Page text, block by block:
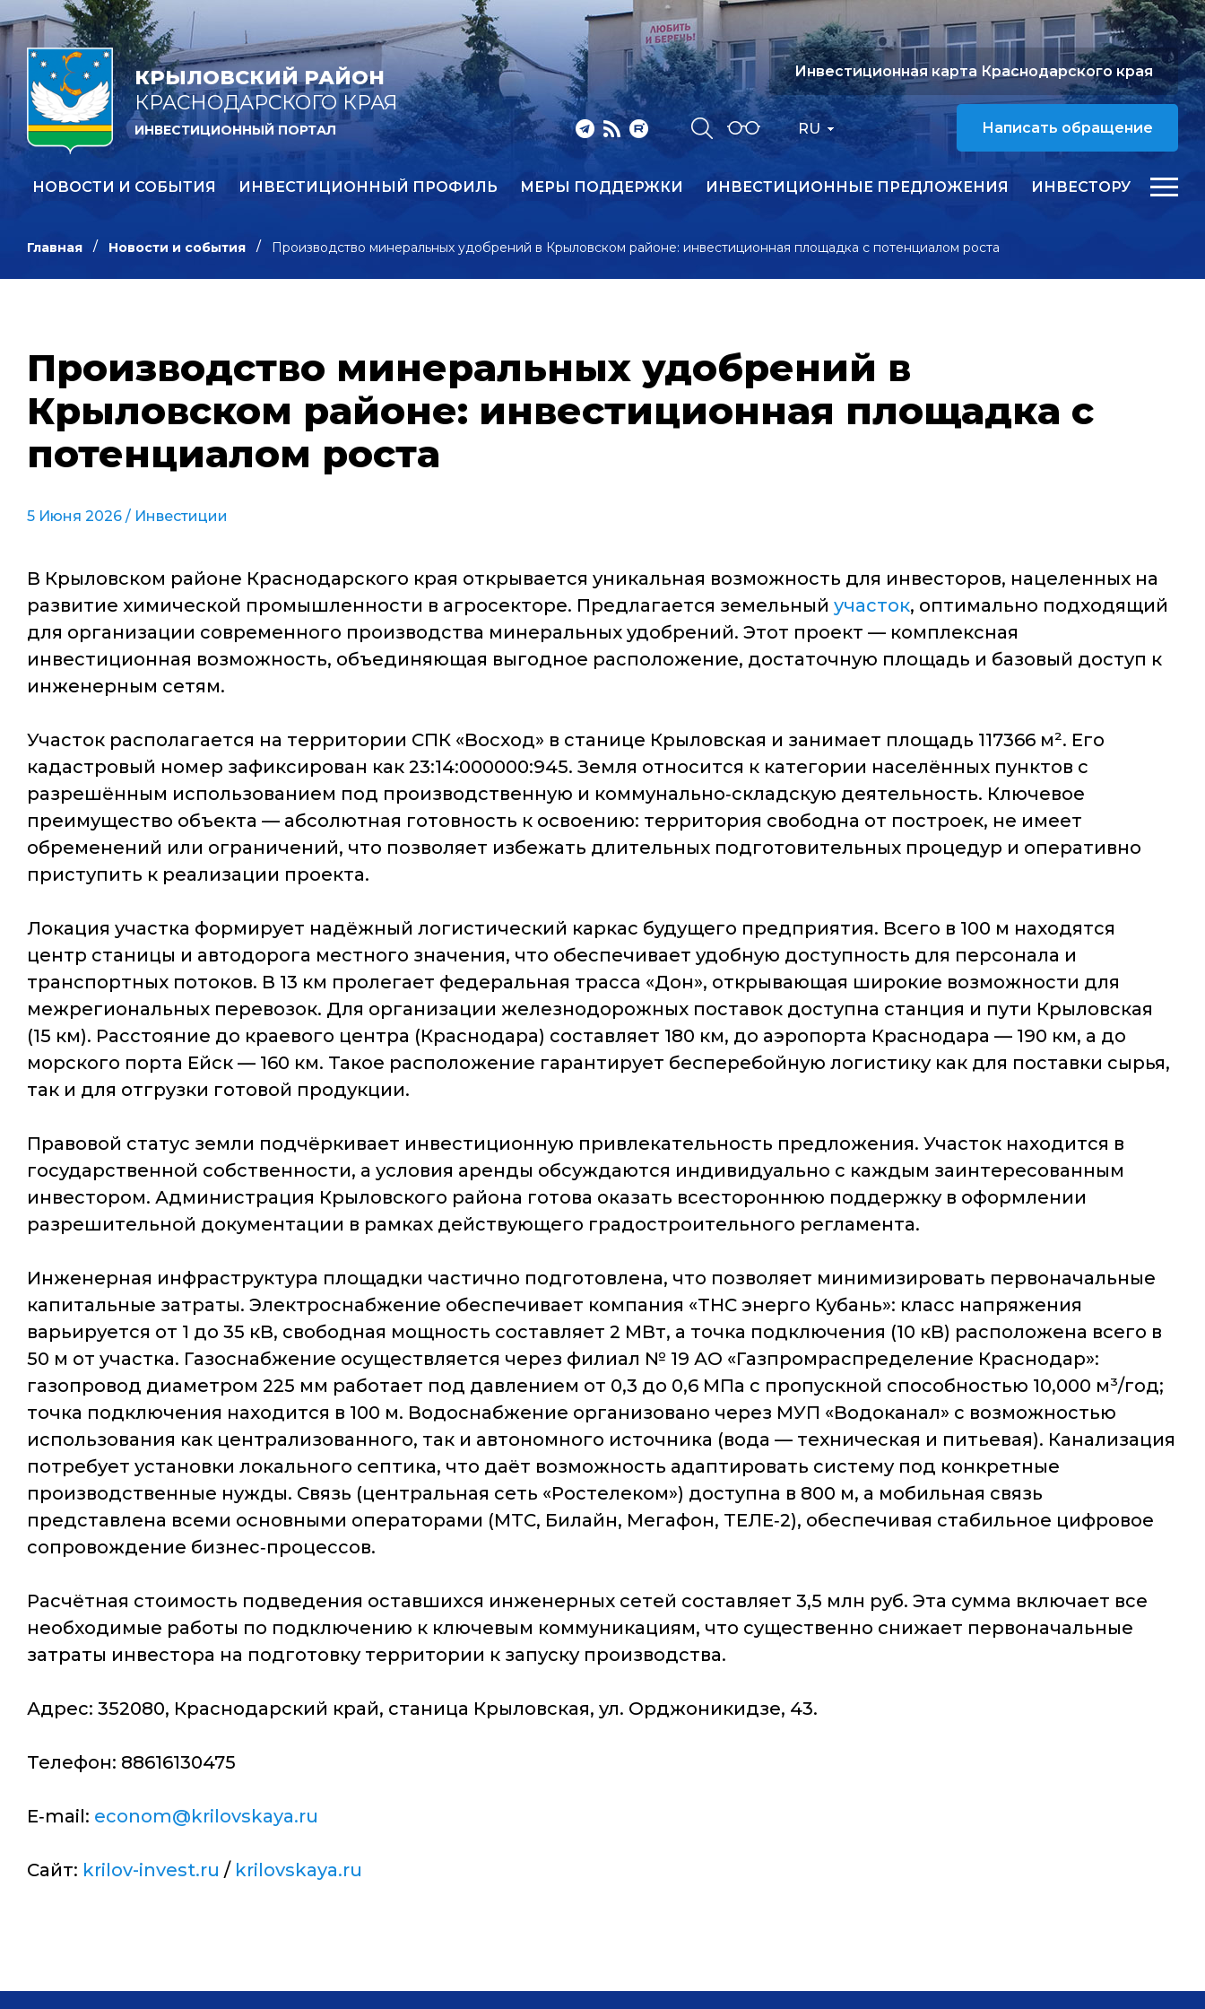
КРЫЛОВСКИЙ РАЙОН
КРАСНОДАРСКОГО КРАЯ
ИНВЕСТИЦИОННЫЙ ПОРТАЛ RU
Инвестиционная карта Краснодарского края
Написать обращение
НОВОСТИ И СОБЫТИЯ ИНВЕСТИЦИОННЫЙ ПРОФИЛЬ МЕРЫ ПОДДЕРЖКИ ИНВЕСТИЦИОННЫЕ ПРЕДЛОЖЕНИЯ ИНВЕСТОРУ
Главная Новости и события Производство минеральных удобрений в Крыловском районе: инвестиционная площадка с потенциалом роста
Производство минеральных удобрений в
Крыловском районе: инвестиционная площадка с
потенциалом роста
5 Июня 2026 / Инвестиции
В Крыловском районе Краснодарского края открывается уникальная возможность для инвесторов, нацеленных на
развитие химической промышленности в агросекторе. Предлагается земельный участок, оптимально подходящий
для организации современного производства минеральных удобрений. Этот проект — комплексная
инвестиционная возможность, объединяющая выгодное расположение, достаточную площадь и базовый доступ к
инженерным сетям.
Участок располагается на территории СПК «Восход» в станице Крыловская и занимает площадь 117366 м². Его
кадастровый номер зафиксирован как 23:14:000000:945. Земля относится к категории населённых пунктов с
разрешённым использованием под производственную и коммунально‑складскую деятельность. Ключевое
преимущество объекта — абсолютная готовность к освоению: территория свободна от построек, не имеет
обременений или ограничений, что позволяет избежать длительных подготовительных процедур и оперативно
приступить к реализации проекта.
Локация участка формирует надёжный логистический каркас будущего предприятия. Всего в 100 м находятся
центр станицы и автодорога местного значения, что обеспечивает удобную доступность для персонала и
транспортных потоков. В 13 км пролегает федеральная трасса «Дон», открывающая широкие возможности для
межрегиональных перевозок. Для организации железнодорожных поставок доступна станция и пути Крыловская
(15 км). Расстояние до краевого центра (Краснодара) составляет 180 км, до аэропорта Краснодара — 190 км, а до
морского порта Ейск — 160 км. Такое расположение гарантирует бесперебойную логистику как для поставки сырья,
так и для отгрузки готовой продукции.
Правовой статус земли подчёркивает инвестиционную привлекательность предложения. Участок находится в
государственной собственности, а условия аренды обсуждаются индивидуально с каждым заинтересованным
инвестором. Администрация Крыловского района готова оказать всестороннюю поддержку в оформлении
разрешительной документации в рамках действующего градостроительного регламента.
Инженерная инфраструктура площадки частично подготовлена, что позволяет минимизировать первоначальные
капитальные затраты. Электроснабжение обеспечивает компания «ТНС энерго Кубань»: класс напряжения
варьируется от 1 до 35 кВ, свободная мощность составляет 2 МВт, а точка подключения (10 кВ) расположена всего в
50 м от участка. Газоснабжение осуществляется через филиал № 19 АО «Газпромраспределение Краснодар»:
газопровод диаметром 225 мм работает под давлением от 0,3 до 0,6 МПа с пропускной способностью 10,000 м³/год;
точка подключения находится в 100 м. Водоснабжение организовано через МУП «Водоканал» с возможностью
использования как централизованного, так и автономного источника (вода — техническая и питьевая). Канализация
потребует установки локального септика, что даёт возможность адаптировать систему под конкретные
производственные нужды. Связь (центральная сеть «Ростелеком») доступна в 800 м, а мобильная связь
представлена всеми основными операторами (МТС, Билайн, Мегафон, ТЕЛЕ‑2), обеспечивая стабильное цифровое
сопровождение бизнес‑процессов.
Расчётная стоимость подведения оставшихся инженерных сетей составляет 3,5 млн руб. Эта сумма включает все
необходимые работы по подключению к ключевым коммуникациям, что существенно снижает первоначальные
затраты инвестора на подготовку территории к запуску производства.
Адрес: 352080, Краснодарский край, станица Крыловская, ул. Орджоникидзе, 43.
Телефон: 88616130475
E‑mail: econom@krilovskaya.ru
Сайт: krilov-invest.ru / krilovskaya.ru